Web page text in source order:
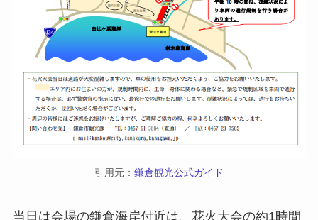
引用元： 鎌倉観光公式ガイド
当日は会場の鎌倉海岸付近は、花火大会の約1時間